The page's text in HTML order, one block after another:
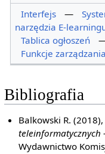
Interfejs
—
narzędzia E-
Tablica ogłoszeń
Funkcje
Bibliografia
Balkowski R. (2018),
teleinformatycznych
Wydawnictwo